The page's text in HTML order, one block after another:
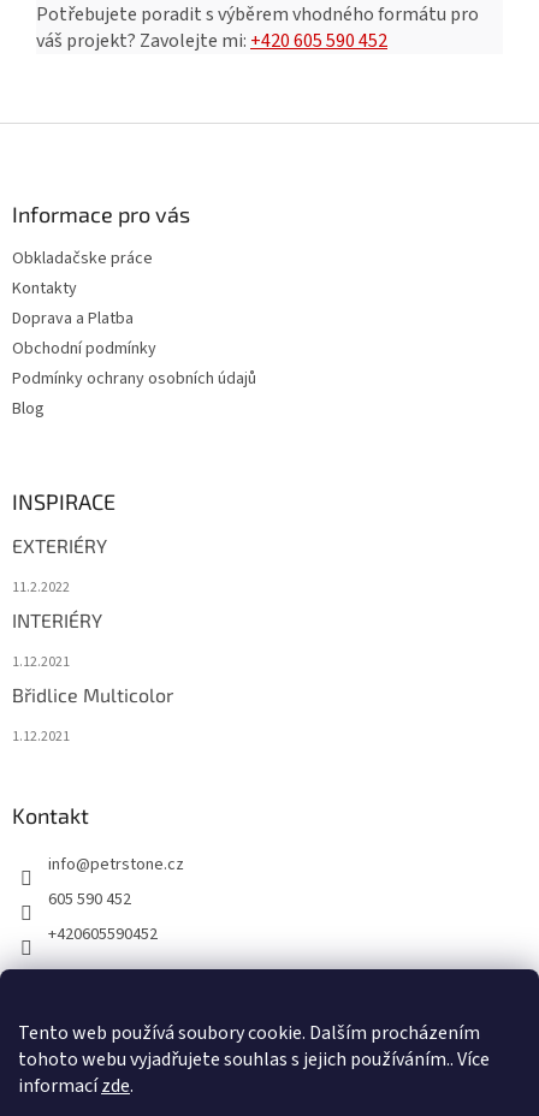
Tento web používá soubory cookie. Dalším procházením
tohoto webu vyjadřujete souhlas s jejich používáním.. Více
informacízde.
Potřebujete poradit s výběrem vhodného formátu pro
váš projekt? Zavolejte mi: +420 605 590 452
Informace pro vás
Obkladačske práce
Kontakty
Doprava a Platba
Obchodní podmínky
Podmínky ochrany osobních údajů
Blog
INSPIRACE
EXTERIÉRY
11.2.2022
INTERIÉRY
1.12.2021
Břidlice Multicolor
1.12.2021
Kontakt
info@petrstone.cz
605 590 452
+420605590452
Facebook